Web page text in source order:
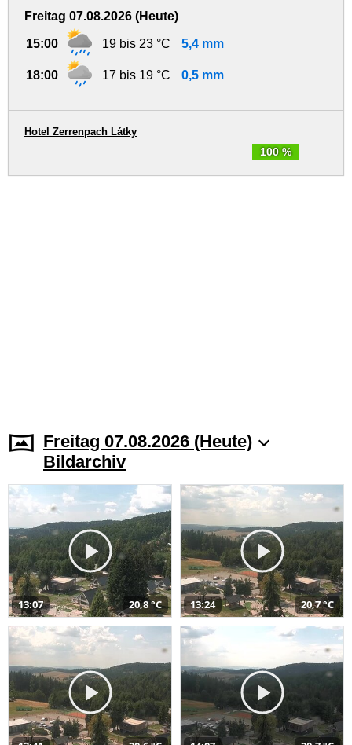
Freitag 07.08.2026 (Heute)
15:00 19 bis 23 °C 5,4 mm
18:00 17 bis 19 °C 0,5 mm
100 %
Hotel Zerrenpach Látky
Freitag 07.08.2026 (Heute)
Bildarchiv
13:07 20,8 °C 13:24 20,7 °C